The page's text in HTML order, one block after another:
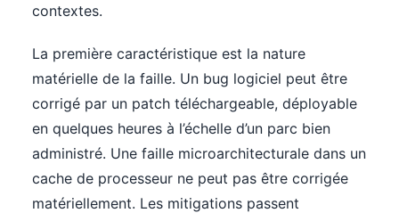
contextes.
La première caractéristique est la nature
matérielle de la faille. Un bug logiciel peut être
corrigé par un patch téléchargeable, déployable
en quelques heures à l’échelle d’un parc bien
administré. Une faille microarchitecturale dans un
cache de processeur ne peut pas être corrigée
matériellement. Les mitigations passent